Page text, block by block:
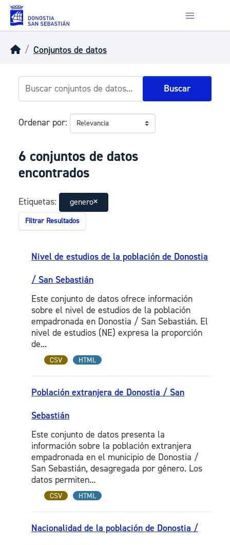
Skip to main content
Conjuntos de datos
Buscar
Ordenar por
6 conjuntos de datos
encontrados
Etiquetas: genero
Filtrar Resultados
Nivel de estudios de la población de Donostia
/ San Sebastián
Este conjunto de datos ofrece información
sobre el nivel de estudios de la población
empadronada en Donostia / San Sebastián. El
nivel de estudios (NE) expresa la proporción
de...
CSV HTML
Población extranjera de Donostia / San
Sebastián
Este conjunto de datos presenta la
información sobre la población extranjera
empadronada en el municipio de Donostia /
San Sebastián, desagregada por género. Los
datos permiten...
CSV HTML
Nacionalidad de la población de Donostia /